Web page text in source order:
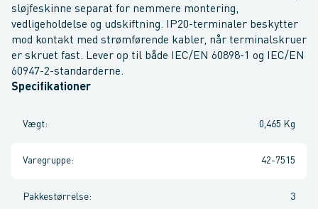
sløjfeskinne separat for nemmere montering,
vedligeholdelse og udskiftning. IP20-terminaler beskytter
mod kontakt med strømførende kabler, når terminalskruer
er skruet fast. Lever op til både IEC/EN 60898-1 og IEC/EN
60947-2-standarderne.
Specifikationer
Vægt: 0,465 Kg
Varegruppe: 42-7515
Pakkestørrelse: 3